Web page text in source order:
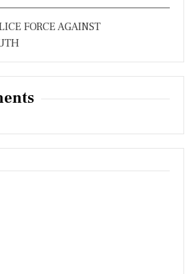
न
नी
FORCE AGAINST